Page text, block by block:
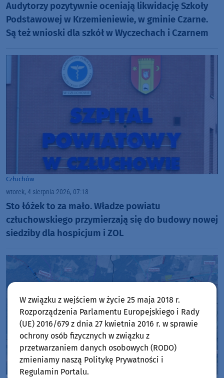
Audytorzy pozytywnie oceniają likwidację Szkoły
Podstawowej w Krzemieniewie, w gminie Czarne.
Są też wnioski dla szkół w Wyczechach i Czarnem
Człuchów
wtorek, 4 sierpnia 2026, 07:18
Sto łóżek to za mało. Władze powiatu
człuchowskiego przymierzają się do budowy nowej
siedziby dla hospicjum i ZOL
W związku z wejściem w życie 25 maja 2018 r.
Rozporządzenia Parlamentu Europejskiego i Rady
(UE) 2016/679 z dnia 27 kwietnia 2016 r. w sprawie
ochrony osób fizycznych w związku z
przetwarzaniem danych osobowych (RODO)
zmieniamy naszą Politykę Prywatności i
Regulamin Portalu.